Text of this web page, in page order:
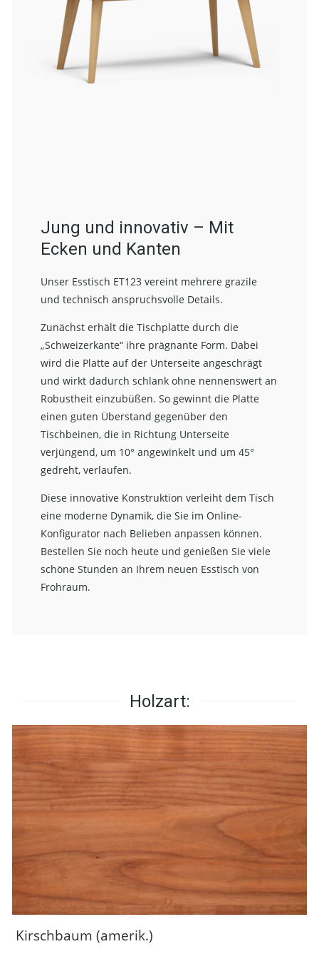
Jung und innovativ – Mit
Ecken und Kanten
Unser Esstisch ET123 vereint mehrere grazile
und technisch anspruchsvolle Details.
Zunächst erhält die Tischplatte durch die
„Schweizerkante“ ihre prägnante Form. Dabei
wird die Platte auf der Unterseite angeschrägt
und wirkt dadurch schlank ohne nennenswert an
Robustheit einzubüßen. So gewinnt die Platte
einen guten Überstand gegenüber den
Tischbeinen, die in Richtung Unterseite
verjüngend, um 10° angewinkelt und um 45°
gedreht, verlaufen.
Diese innovative Konstruktion verleiht dem Tisch
eine moderne Dynamik, die Sie im Online-
Konfigurator nach Belieben anpassen können.
Bestellen Sie noch heute und genießen Sie viele
schöne Stunden an Ihrem neuen Esstisch von
Frohraum.
Holzart:
Kirschbaum (amerik.)